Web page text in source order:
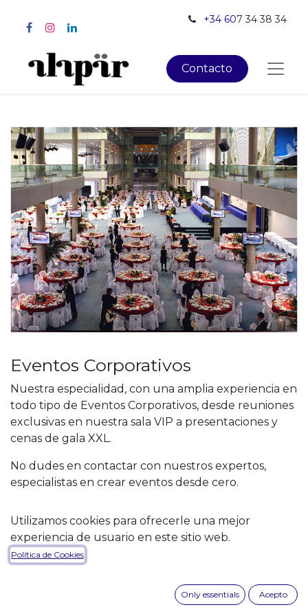
+34 607 34 38 34
Contacto
Eventos Corporativos
Nuestra especialidad, con una amplia experiencia en
todo tipo de Eventos Corporativos, desde reuniones
exclusivas en nuestra sala VIP a presentaciones y
cenas de gala XXL.
No dudes en contactar con nuestros expertos,
especialistas en crear eventos desde cero.
Descubra más
Utilizamos cookies para ofrecerle una mejor
experiencia de usuario en este sitio web.
Política de Cookies
Only essentials Acepto